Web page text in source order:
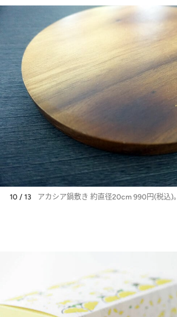
10 / 13 アカシア鍋敷き 約直径20cm 990円(税込)。